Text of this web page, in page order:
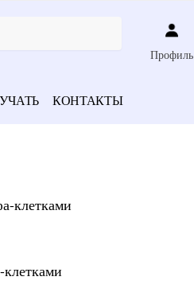
Профиль
КОНТАКТЫ
клетками
клетками